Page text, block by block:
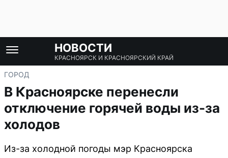
НОВОСТИ
КРАСНОЯРСК И КРАСНОЯРСКИЙ КРАЙ
ГОРОД
В Красноярске перенесли
отключение горячей воды из-за
холодов
Из-за холодной погоды мэр Красноярска